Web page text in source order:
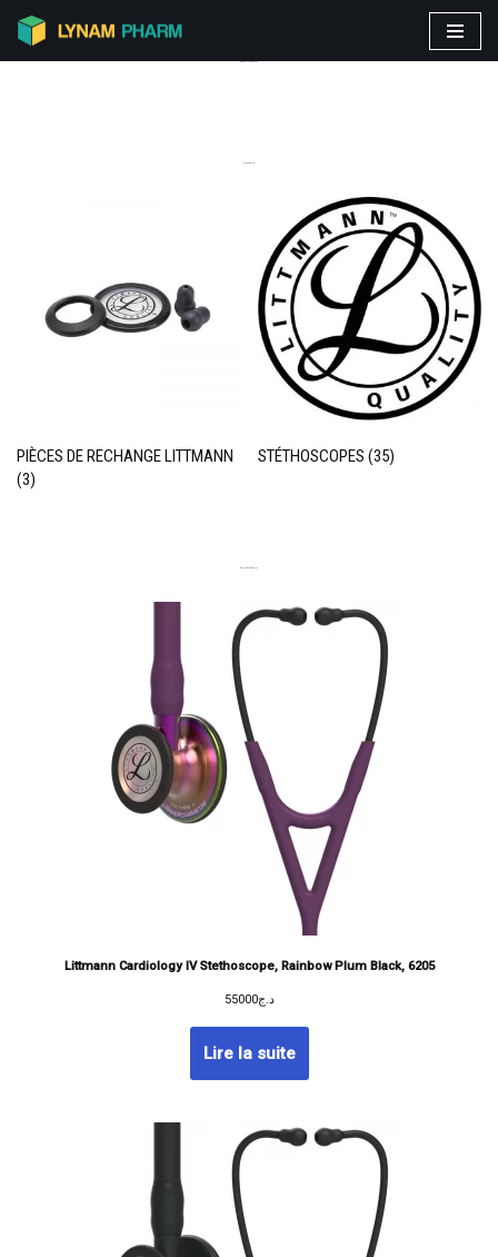
Aller
PIÈCES DE RECHANGE LITTMANN
(3)
STÉTHOSCOPES(35)
Littmann Cardiology IV Stethoscope, Rainbow Plum Black, 6205
د.ج55000
Lire la suite